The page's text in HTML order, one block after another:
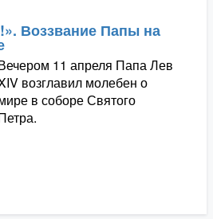
Воззвание Папы на
11 апреля Папа Лев
возглавил молебен о
в соборе Святого